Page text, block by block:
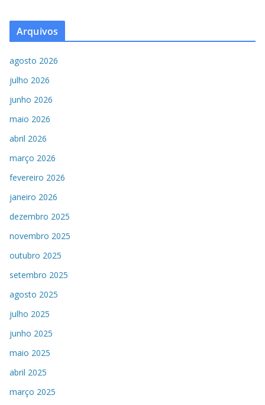
Arquivos
agosto 2026
julho 2026
junho 2026
maio 2026
abril 2026
março 2026
fevereiro 2026
janeiro 2026
dezembro 2025
novembro 2025
outubro 2025
setembro 2025
agosto 2025
julho 2025
junho 2025
maio 2025
abril 2025
março 2025